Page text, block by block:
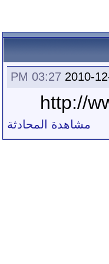
2010-
03:27 PM
مشاهدة المحادثة